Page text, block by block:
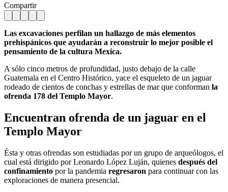
Compartir
Las excavaciones perfilan un hallazgo de más elementos
prehispánicos que ayudarán a reconstruir lo mejor posible el
pensamiento de la cultura Mexica.
A sólo cinco metros de profundidad, justo debajo de la calle
Guatemala en el Centro Histórico, yace el esqueleto de un jaguar
rodeado de cientos de conchas y estrellas de mar que conforman la
ofrenda 178 del Templo Mayor.
Encuentran ofrenda de un jaguar en el
Templo Mayor
Ésta y otras ofrendas son estudiadas por un grupo de arqueólogos, el
cual está dirigido por Leonardo López Luján, quienes después del
confinamiento por la pandemia regresaron para continuar con las
exploraciones de manera presencial.